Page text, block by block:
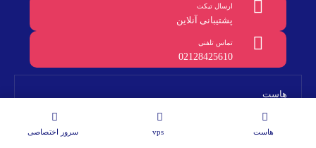
ارسال تیکت
پشتیبانی آنلاین
تماس تلفنی
02128425610
هاست
هاست vps سرور اختصاصی